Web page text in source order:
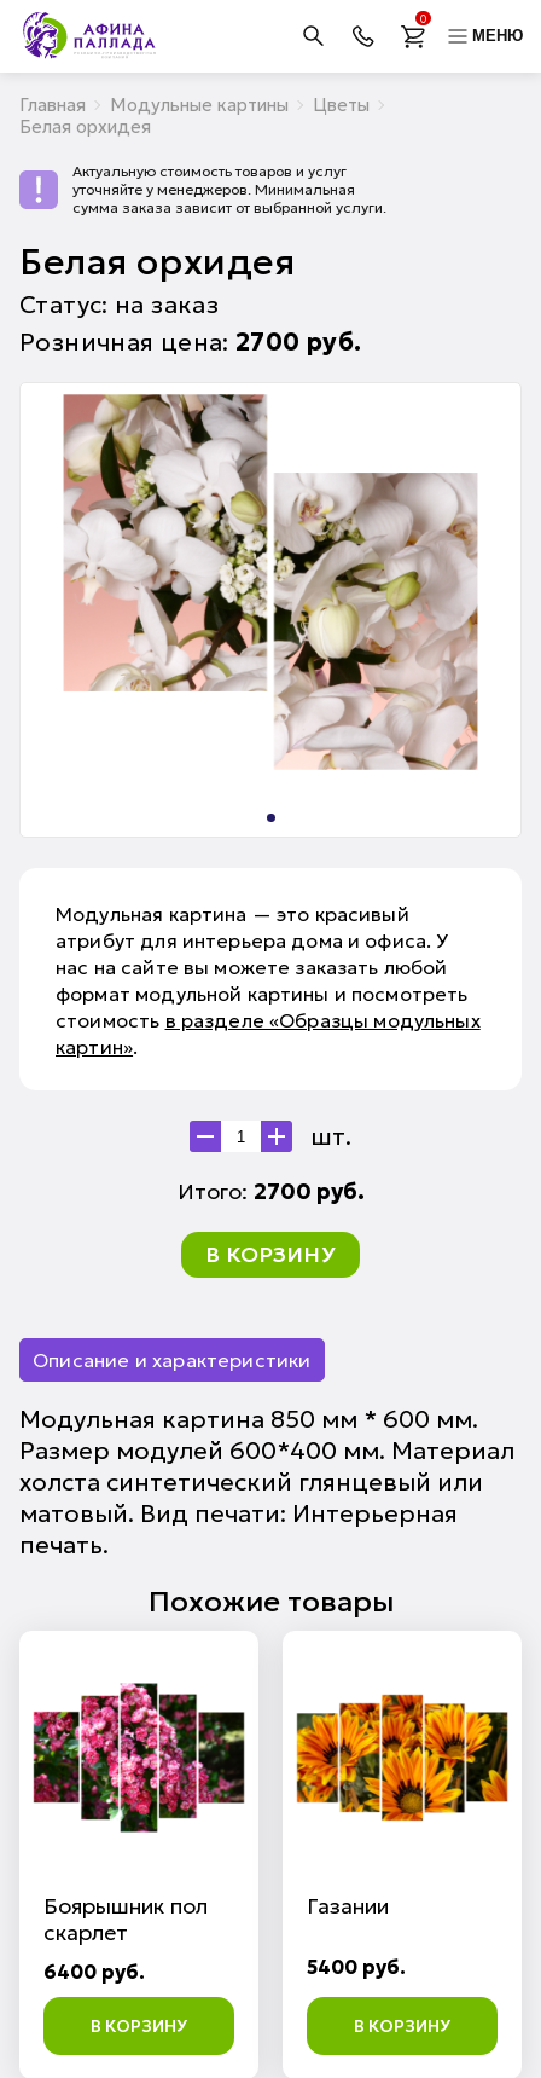
0
МЕНЮ
Главная Модульные картины
Цветы
Белая орхидея
Актуальную стоимость товаров и услуг
уточняйте у менеджеров. Минимальная
сумма заказа зависит от выбранной услуги.
Белая орхидея
Статус: на заказ
Розничная цена: 2700 руб.
Модульная картина — это красивый
атрибут для интерьера дома и офиса. У
нас на сайте вы можете заказать любой
формат модульной картины и посмотреть
стоимость в разделе «Образцы модульных
картин».
шт.
Итого: 2700 руб.
В КОРЗИНУ
Описание и характеристики
Модульная картина 850 мм * 600 мм.
Размер модулей 600*400 мм. Материал
холста синтетический глянцевый или
матовый. Вид печати: Интерьерная
печать.
Похожие товары
Боярышник пол
скарлет
6400 руб.
В КОРЗИНУ
Газании
5400 руб.
В КОРЗИНУ